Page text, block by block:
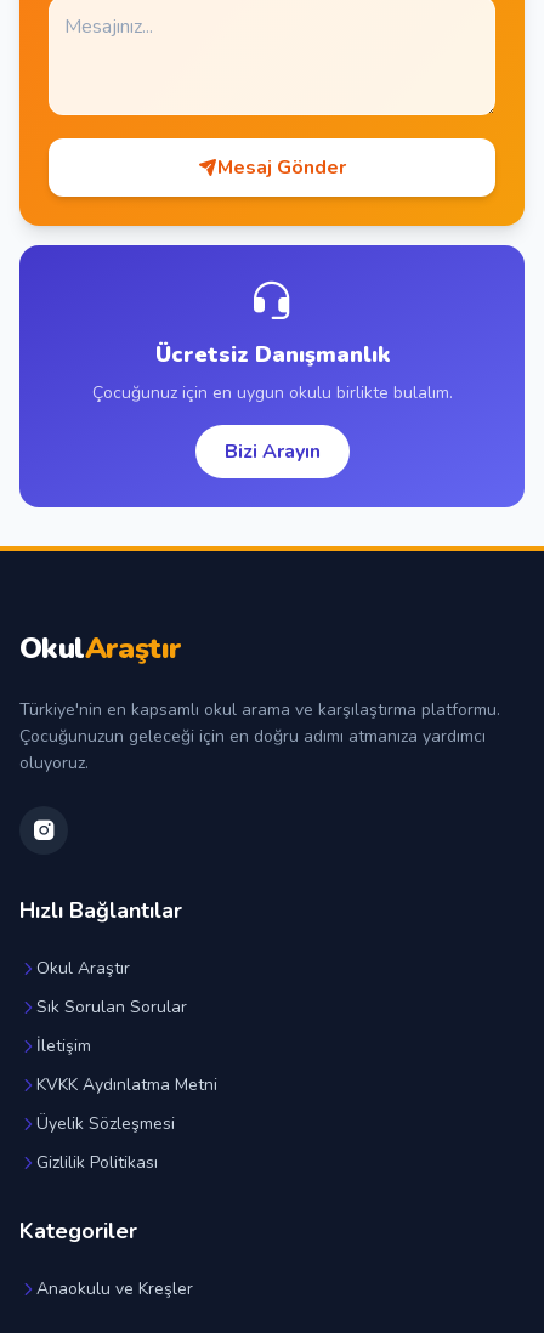
Mesaj Gönder
Ücretsiz Danışmanlık
Çocuğunuz için en uygun okulu birlikte bulalım.
Bizi Arayın
OkulAraştır
Türkiye'nin en kapsamlı okul arama ve karşılaştırma platformu.
Çocuğunuzun geleceği için en doğru adımı atmanıza yardımcı
oluyoruz.
Hızlı Bağlantılar
Okul Araştır
Sık Sorulan Sorular
İletişim
KVKK Aydınlatma Metni
Üyelik Sözleşmesi
Gizlilik Politikası
Kategoriler
Anaokulu ve Kreşler